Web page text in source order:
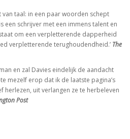
van taal: in een paar woorden schept
een schrijver met een immens talent en
om een verpletterende dapperheid
verpletterende terughoudendheid.’ The
en zal Davies eindelijk de aandacht
mezelf erop dat ik de laatste pagina’s
uit verlangen ze te herbeleven
Post